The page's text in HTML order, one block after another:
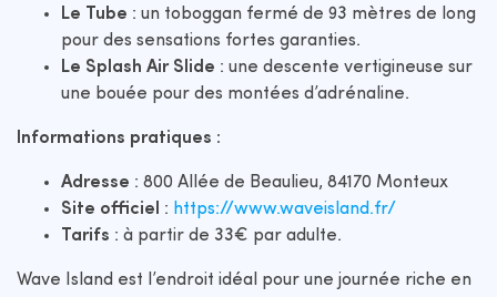
Le Tube : un toboggan fermé de 93 mètres de long
pour des sensations fortes garanties.​
Le Splash Air Slide : une descente vertigineuse sur
une bouée pour des montées d’adrénaline.​
Informations pratiques :
Adresse : 800 Allée de Beaulieu, 84170 Monteux​
Site officiel : https://www.waveisland.fr/
Tarifs : à partir de 33€ par adulte.​
Wave Island est l’endroit idéal pour une journée riche en